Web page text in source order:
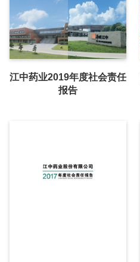
江中药业2019年度社会责任
报告